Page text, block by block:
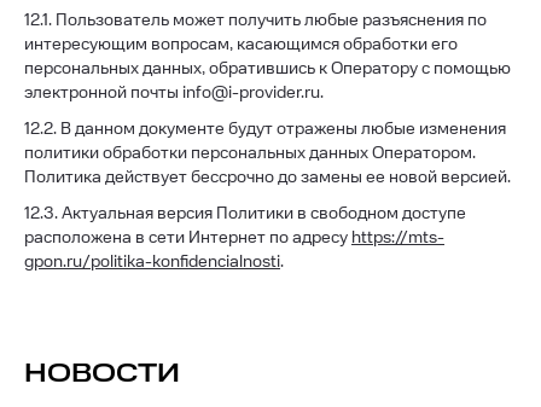
12.1. Пользователь может получить любые разъяснения по
интересующим вопросам, касающимся обработки его
персональных данных, обратившись к Оператору с помощью
электронной почты info@i-provider.ru.
12.2. В данном документе будут отражены любые изменения
политики обработки персональных данных Оператором.
Политика действует бессрочно до замены ее новой версией.
12.3. Актуальная версия Политики в свободном доступе
расположена в сети Интернет по адресу https://mts-
gpon.ru/politika-konfidencialnosti.
НОВОСТИ